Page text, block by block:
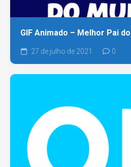
GIF Animado – Melhor Pai
27 de julho de 2021 0